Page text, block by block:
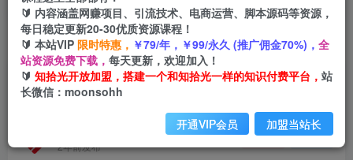
首页 创业课程 会员免费 正文
百家号无脑搬运，小白也可操作，日入100-300，
可矩阵【仅揭秘】
2年前发布
关注 私信
🔰 内容涵盖网赚项目、引流技术、电商运营、脚本源码等资源，
每日稳定更新20-30优质资源课程！
🔰 本站VIP 限时特惠， ￥79/年，￥99/永久 (推广佣金70%)， 全
站资源免费下载， 每天更新，欢迎加入！
🔰 知拾光开放加盟，搭建一个和知拾光一样的知识付费平台， 站
长微信：moonsohh
开通VIP会员 加盟当站长